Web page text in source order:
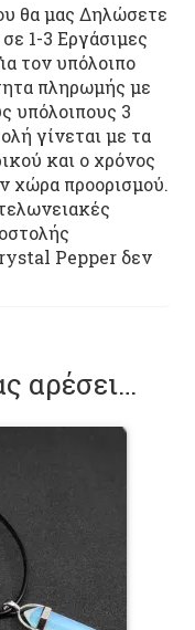
θα μας Δηλώσετε
1-3 Εργάσιμες
τον υπόλοιπο
πληρωμής με
υπόλοιπους 3
γίνεται με τα
και ο χρόνος
χώρα προορισμού.
Pepper δεν
αρέσει…